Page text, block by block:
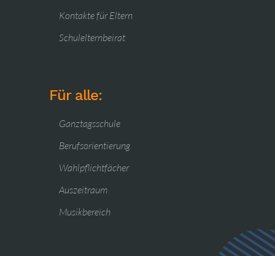
Kontakte für Eltern
Schulelternbeirat
Für alle:
Ganztagsschule
Berufsorientierung
Wahlpflichtfächer
Auszeitraum
Musikbereich